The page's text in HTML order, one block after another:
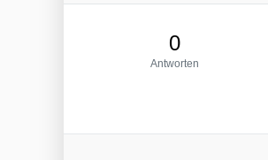
0
Antworten